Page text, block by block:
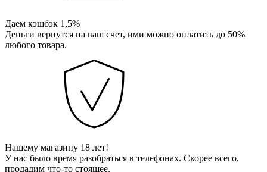
Даем кэшбэк 1,5%
Деньги вернутся на ваш счет, ими можно оплатить до 50%
любого товара.
Нашему магазину 18 лет!
У нас было время разобраться в телефонах. Скорее всего,
продадим что-то стоящее.